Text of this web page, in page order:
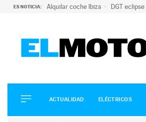
ES NOTICIA: Alquilar coche Ibiza DGT eclipse
ELÉCTRICOS
CONDUCIR
ACTUALIDAD ELÉCTRICOS